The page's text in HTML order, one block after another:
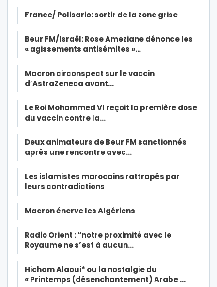
France/ Polisario: sortir de la zone grise
Beur FM/Israël: Rose Ameziane dénonce les
« agissements antisémites »…
Macron circonspect sur le vaccin
d’AstraZeneca avant…
Le Roi Mohammed VI reçoit la première dose
du vaccin contre la…
Deux animateurs de Beur FM sanctionnés
après une rencontre avec…
Les islamistes marocains rattrapés par
leurs contradictions
Macron énerve les Algériens
Radio Orient : “notre proximité avec le
Royaume ne s’est à aucun…
Hicham Alaoui* ou la nostalgie du
« Printemps (désenchantement) Arabe …